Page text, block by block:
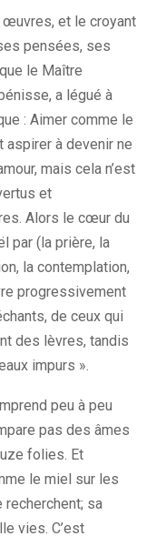
et le croyant
pensées, ses
le Maître
a légué à
: Aimer comme le
aspirer à devenir ne
mais cela n’est
et
Alors le cœur du
par (la prière, la
la contemplation,
progressivement
de ceux qui
des lèvres, tandis
impurs ».
peu à peu
pas des âmes
folies. Et
le miel sur les
recherchent; sa
vies. C’est